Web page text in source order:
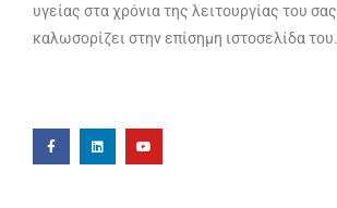
υγείας στα χρόνια της λειτουργίας του σας
καλωσορίζει στην επίσημη ιστοσελίδα του.